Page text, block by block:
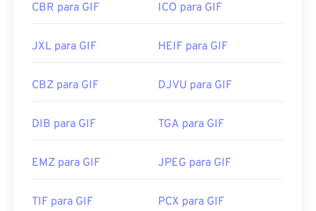
CBR para GIF ICO para GIF
JXL para GIF HEIF para GIF
CBZ para GIF DJVU para GIF
DIB para GIF TGA para GIF
EMZ para GIF JPEG para GIF
TIF para GIF PCX para GIF